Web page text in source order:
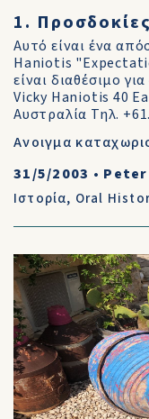
1.
Αυτό είναι ένα
Haniotis
είναι διαθέσιμο
Vicky Haniotis 40
Αυστραλία Τηλ.
Ανοιγμα
31/5/2003 •
Ιστορία, Oral